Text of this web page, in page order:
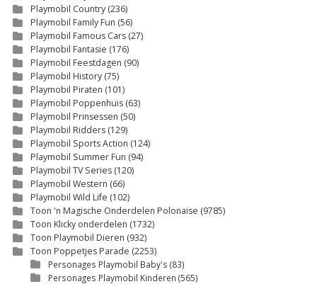
Playmobil Country (236)
Playmobil Family Fun (56)
Playmobil Famous Cars (27)
Playmobil Fantasie (176)
Playmobil Feestdagen (90)
Playmobil History (75)
Playmobil Piraten (101)
Playmobil Poppenhuis (63)
Playmobil Prinsessen (50)
Playmobil Ridders (129)
Playmobil Sports Action (124)
Playmobil Summer Fun (94)
Playmobil TV Series (120)
Playmobil Western (66)
Playmobil Wild Life (102)
Toon 'n Magische Onderdelen Polonaise (9785)
Toon Klicky onderdelen (1732)
Toon Playmobil Dieren (932)
Toon Poppetjes Parade (2253)
Personages Playmobil Baby's (83)
Personages Playmobil Kinderen (565)